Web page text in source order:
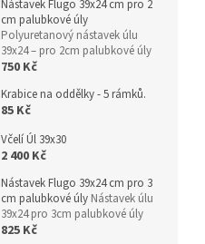
Nástavek Flugo 39x24 cm pro 2
cm palubkové úly
Polyuretanový nástavek úlu
39x24 – pro 2cm palubkové úly
750 Kč
Krabice na oddělky - 5 rámků.
85 Kč
Včelí Úl 39x30
2 400 Kč
Nástavek Flugo 39x24 cm pro 3
cm palubkové úly Nástavek úlu
39x24 pro 3cm palubkové úly
825 Kč